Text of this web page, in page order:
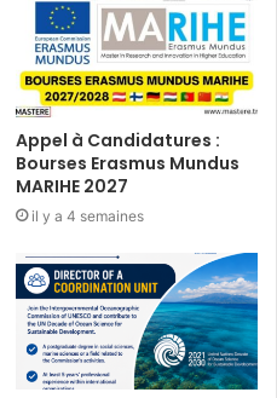
Appel à Candidatures :
Bourses Erasmus Mundus
MARIHE 2027
il y a 4 semaines